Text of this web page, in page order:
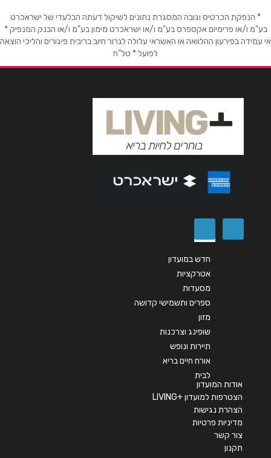
אימייל *
הודעה *
* הנפקת הכרטיס וגובה המסגרת נתונים לשיקול דעתה הבלעדי של ישראכרט
בע"מ ו/או פרימיום אקספרס בע"מ ו/או ישראכרט מימון בע"מ ו/או הבנק המנפיק *
אי עמידה בפירעון ההלוואה או האשראי עלולה לגרור חיוב בריבית פיגורים והליכי הוצאה
לפועל * טל"ח
חדש במועדון
אטרקציות
מסעדות
ספרים ותשמישי קדושה
מזון
שופינג וצרכנות
תיירות ונופש
אורח חיים בריא
לבית
אודות המועדון
הצטרפות למועדון +LIVING
הצהרת נגישות
מדיניות פרטיות
צור קשר
תקנון